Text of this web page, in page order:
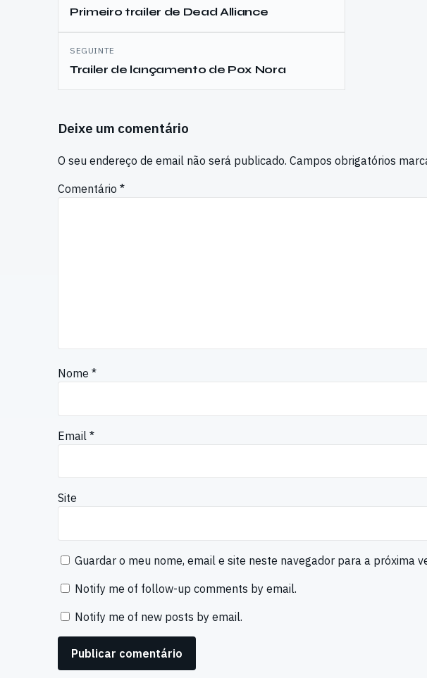
de
artigos
Primeiro trailer de Dead Alliance
SEGUINTE
Trailer de lançamento de Pox Nora
Deixe um comentário
O seu endereço de email não será publicado. Campos obrigatórios
Comentário *
Nome *
Email *
Site
Guardar o meu nome, email e site neste navegador para a próxima
Notify me of follow-up comments by email.
Notify me of new posts by email.